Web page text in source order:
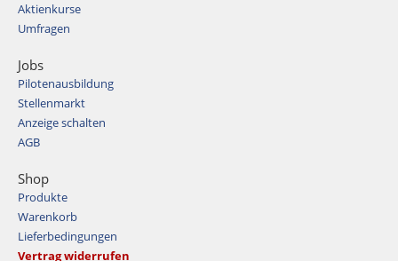
Aktienkurse
Umfragen
Jobs
Pilotenausbildung
Stellenmarkt
Anzeige schalten
AGB
Shop
Produkte
Warenkorb
Lieferbedingungen
Vertrag widerrufen